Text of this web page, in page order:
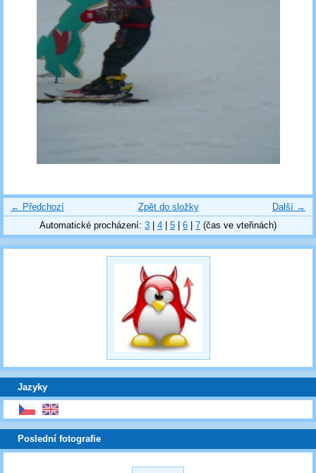
← Předchozí Další →
Zpět do složky
Automatické procházení: 3 4 5 6 7 (čas ve vteřinách)
Jazyky
Poslední fotografie